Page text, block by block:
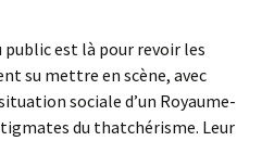
public est là pour revoir les
su mettre en scène, avec
sociale d’un Royaume-
du thatchérisme. Leur